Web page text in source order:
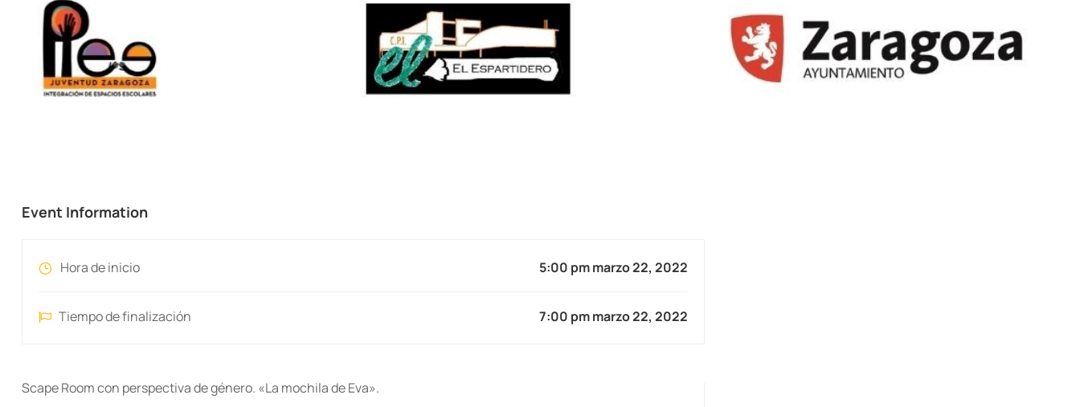
Event Information
Hora de inicio 5:00 pm marzo 22, 2022
Tiempo de finalización 7:00 pm marzo 22, 2022
Scape Room con perspectiva de género. «La mochila de Eva».